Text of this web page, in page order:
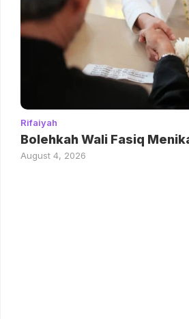
Rifaiyah
Bolehkah Wali Fasiq
August 4, 2026